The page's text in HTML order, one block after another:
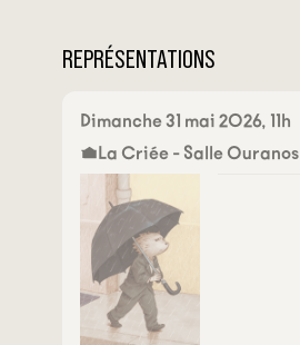
REPRÉSENTATIONS
Dimanche 31 mai 2026, 11h
La Criée - Salle Ouranos